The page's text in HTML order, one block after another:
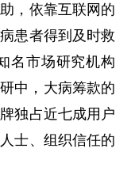
，依靠互联网的
患者得到及时救
名市场研究机构
中，大病筹款的
独占近七成用户
士、组织信任的